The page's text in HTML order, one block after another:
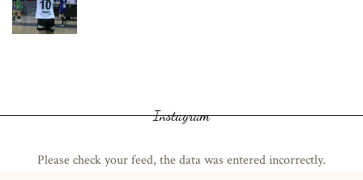
Instagram
Please check your feed, the data was entered incorrectly.